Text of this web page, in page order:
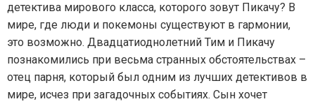
детектива мирового класса, которого зовут Пикачу? В
мире, где люди и покемоны существуют в гармонии,
это возможно. Двадцатиоднолетний Тим и Пикачу
познакомились при весьма странных обстоятельствах –
отец парня, который был одним из лучших детективов в
мире, исчез при загадочных событиях. Сын хочет